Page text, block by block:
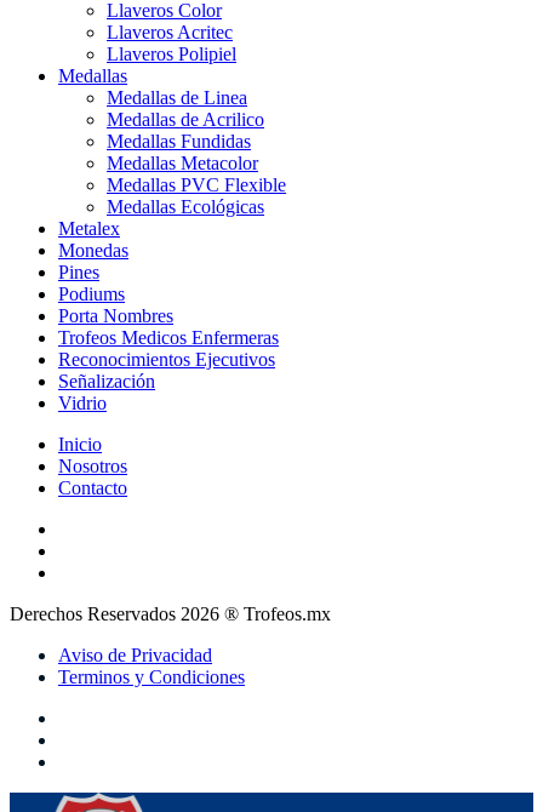
Llaveros Color
Llaveros Acritec
Llaveros Polipiel
Medallas
Medallas de Linea
Medallas de Acrilico
Medallas Fundidas
Medallas Metacolor
Medallas PVC Flexible
Medallas Ecológicas
Metalex
Monedas
Pines
Podiums
Porta Nombres
Trofeos Medicos Enfermeras
Reconocimientos Ejecutivos
Señalización
Vidrio
Inicio
Nosotros
Contacto
Derechos Reservados 2026 ® Trofeos.mx
Aviso de Privacidad
Terminos y Condiciones